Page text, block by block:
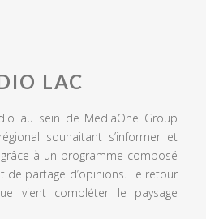
LAC
au sein de MediaOne Group
souhaitant s’informer et
à un programme composé
de partage d’opinions. Le retour
vient compléter le paysage